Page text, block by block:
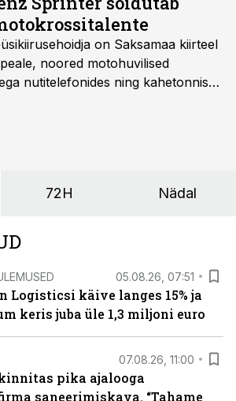
on Saksamaa kiirteel
noored motohuvilised
nutitelefonides ning kahetonnises
72H Nädal
05.08.26, 07:51
Logisticsi käive langes 15% ja
keris juba üle 1,3 miljoni euro
07.08.26, 11:00
pika ajalooga
saneerimiskava. “Tahame